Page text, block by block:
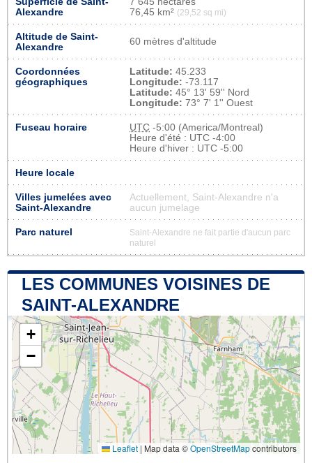
Alexandre
76,45 km² (29,52 sq mi)
Altitude de Saint-
Alexandre
60 mètres d'altitude
Coordonnées
géographiques
Latitude: 45.233
Longitude: -73.117
Latitude: 45° 13' 59'' Nord
Longitude: 73° 7' 1'' Ouest
Fuseau horaire UTC -5:00 (America/Montreal)
Heure d'été : UTC -4:00
Heure d'hiver : UTC -5:00
Heure locale
Villes jumelées avec
Saint-Alexandre
Actuellement, Saint-Alexandre n'a
aucun jumelage
Parc naturel
Saint-Alexandre ne fait partie d'aucun parc
naturel
LES COMMUNES VOISINES DE
SAINT-ALEXANDRE
+
−
Leaflet | Map data ©OpenStreetMapcontributors